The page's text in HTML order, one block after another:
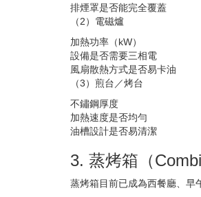
排煙罩是否能完全覆蓋
（2）電磁爐
加熱功率（kW）
設備是否需要三相電
風扇散熱方式是否易卡油
（3）煎台／烤台
不鏽鋼厚度
加熱速度是否均勻
油槽設計是否易清潔
3. 蒸烤箱（Combi
蒸烤箱目前已成為西餐廳、早